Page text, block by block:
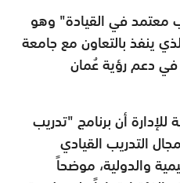
معتمد في القيادة" وهو
ينفذ بالتعاون مع جامعة
في دعم رؤية عُمان
أن برنامج "تدريب
التدريب القيادي
والدولية، موضحاً